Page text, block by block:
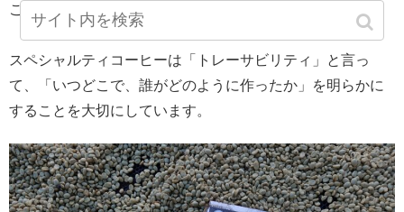
ご紹介したいと改めて強く思ったそうです。
スペシャルティコーヒーは「トレーサビリティ」と言っ
て、「いつどこで、誰がどのように作ったか」を明らかに
することを大切にしています。